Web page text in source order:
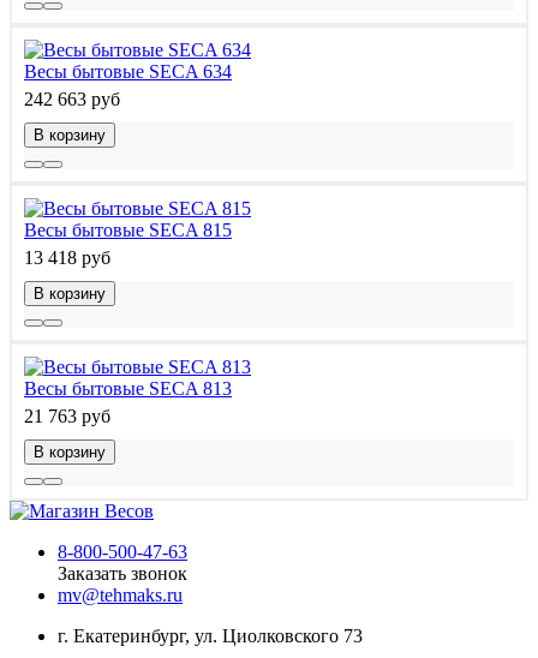
Весы бытовые SECA 634
242 663 руб
В корзину
Весы бытовые SECA 815
13 418 руб
В корзину
Весы бытовые SECA 813
21 763 руб
В корзину
8-800-500-47-63
Заказать звонок
mv@tehmaks.ru
г. Екатеринбург, ул. Циолковского 73